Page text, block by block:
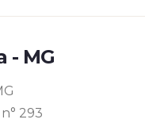
- MG
293